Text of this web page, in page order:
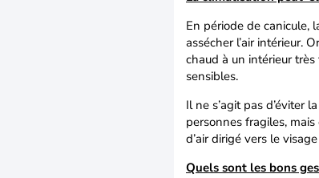
En période de canicule,
assécher l’air intérieur.
chaud à un intérieur
sensibles.
Il ne s’agit pas d’éviter
personnes fragiles,
d’air dirigé vers le
Quels sont les bons